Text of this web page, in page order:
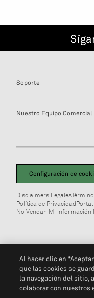
Soporte
Nuestro Equipo Comercial
Configuración de
Disclaimers Legales
Política de Privacidad
No Vendan Mi Información
Al hacer clic en
que las cookies se
la navegación del sitio,
colaborar con nuestros